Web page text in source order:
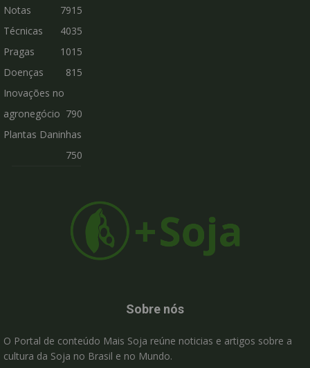
7915
Notas
Técnicas
4035
Pragas
1015
Doenças
815
Inovações no
agronegócio 790
Plantas Daninhas
750
Sobre nós
O Portal de conteúdo Mais Soja reúne noticias e artigos sobre a
cultura da Soja no Brasil e no Mundo.